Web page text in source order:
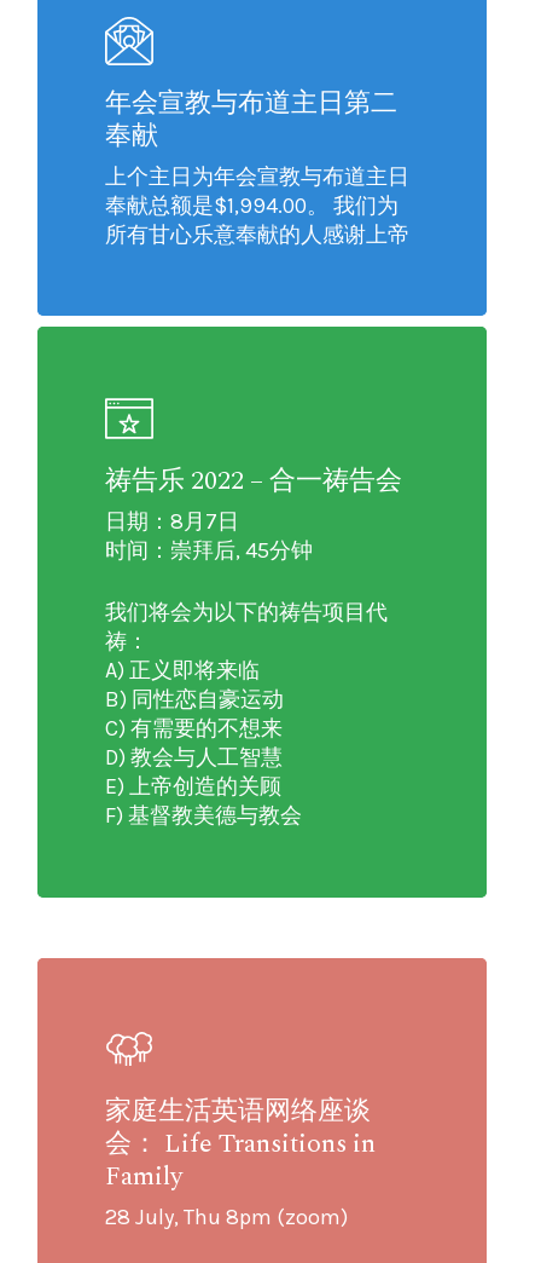
年会宣教与布道主日第二
奉献
上个主日为年会宣教与布道主日
奉献总额是$1,994.00。 我们为
所有甘心乐意奉献的人感谢上帝
祷告乐 2022 – 合一祷告会
日期：8月7日
时间：崇拜后, 45分钟
我们将会为以下的祷告项目代
祷：
A) 正义即将来临
B) 同性恋自豪运动
C) 有需要的不想来
D) 教会与人工智慧
E) 上帝创造的关顾
F) 基督教美德与教会
家庭生活英语网络座谈
会： Life Transitions in
Family
28 July, Thu 8pm (zoom)